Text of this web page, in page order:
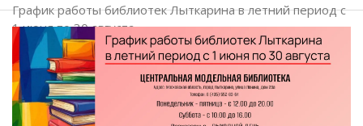
График работы библиотек Лыткарина в летний период с
1 июня по 30 августа.